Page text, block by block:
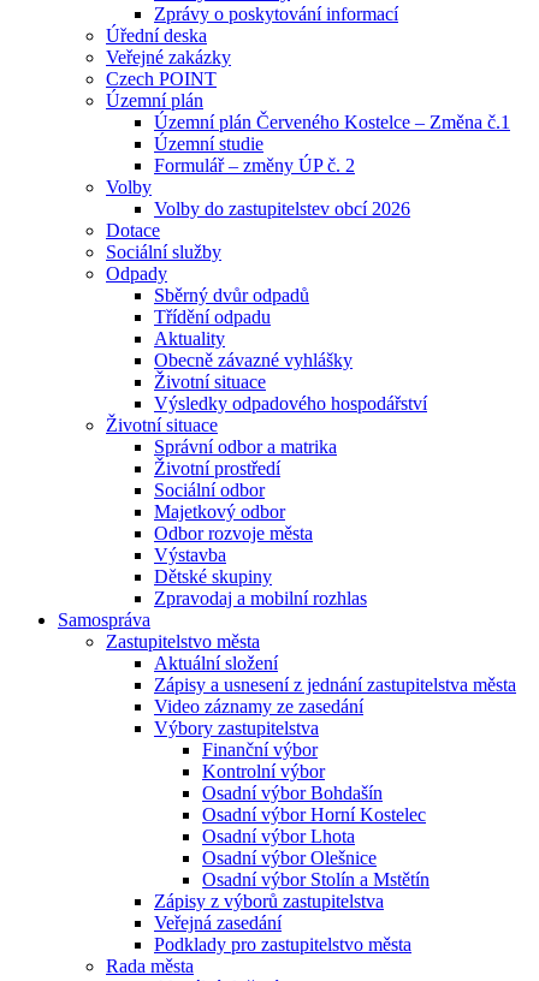
Zprávy o poskytování informací
Úřední deska
Veřejné zakázky
Czech POINT
Územní plán
Územní plán Červeného Kostelce – Změna č.1
Územní studie
Formulář – změny ÚP č. 2
Volby
Volby do zastupitelstev obcí 2026
Dotace
Sociální služby
Odpady
Sběrný dvůr odpadů
Třídění odpadu
Aktuality
Obecně závazné vyhlášky
Životní situace
Výsledky odpadového hospodářství
Životní situace
Správní odbor a matrika
Životní prostředí
Sociální odbor
Majetkový odbor
Odbor rozvoje města
Výstavba
Dětské skupiny
Zpravodaj a mobilní rozhlas
Samospráva
Zastupitelstvo města
Aktuální složení
Zápisy a usnesení z jednání zastupitelstva města
Video záznamy ze zasedání
Výbory zastupitelstva
Finanční výbor
Kontrolní výbor
Osadní výbor Bohdašín
Osadní výbor Horní Kostelec
Osadní výbor Lhota
Osadní výbor Olešnice
Osadní výbor Stolín a Mstětín
Zápisy z výborů zastupitelstva
Veřejná zasedání
Podklady pro zastupitelstvo města
Rada města